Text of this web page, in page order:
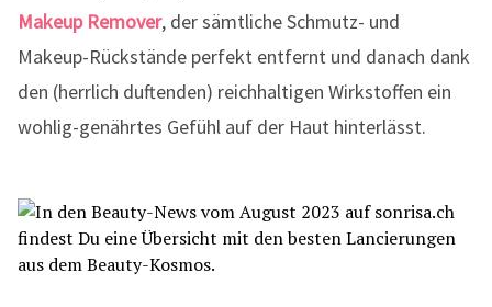
Makeup Remover, der sämtliche Schmutz- und
Makeup-Rückstände perfekt entfernt und danach dank
den (herrlich duftenden) reichhaltigen Wirkstoffen ein
wohlig-genährtes Gefühl auf der Haut hinterlässt.